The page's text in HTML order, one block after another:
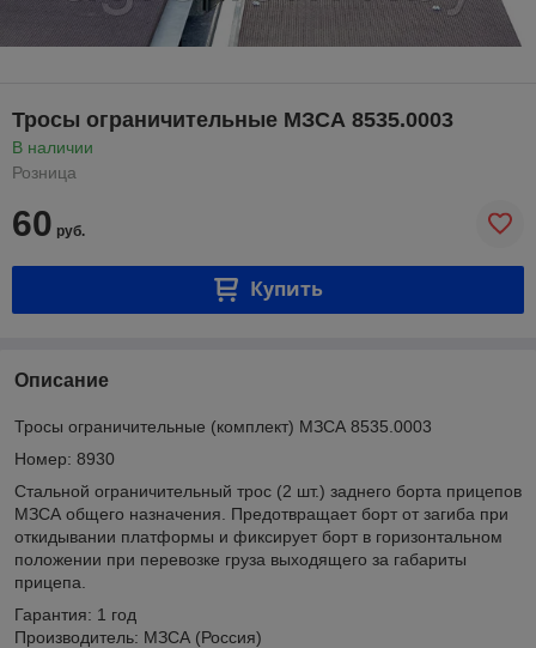
Тросы ограничительные МЗСА 8535.0003
В наличии
Розница
60 руб.
Купить
Описание
Тросы ограничительные (комплект) МЗСА 8535.0003
Номер: 8930
Стальной ограничительный трос (2 шт.) заднего борта прицепов
МЗСА общего назначения. Предотвращает борт от загиба при
откидывании платформы и фиксирует борт в горизонтальном
положении при перевозке груза выходящего за габариты
прицепа.
Гарантия: 1 год
Производитель: МЗСА (Россия)